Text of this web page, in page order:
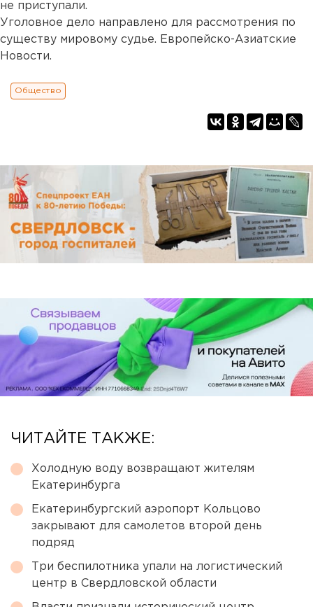
не приступали.
Уголовное дело направлено для рассмотрения по
существу мировому судье. Европейско-Азиатские
Новости.
Общество
ЧИТАЙТЕ ТАКЖЕ:
Холодную воду возвращают жителям
Екатеринбурга
Екатеринбургский аэропорт Кольцово
закрывают для самолетов второй день
подряд
Три беспилотника упали на логистический
центр в Свердловской области